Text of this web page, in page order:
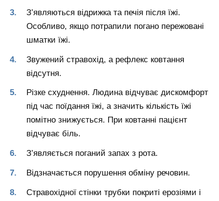
З’являються відрижка та печія після їжі.
Особливо, якщо потрапили погано пережовані
шматки їжі.
Звужений стравохід, а рефлекс ковтання
відсутня.
Різке схуднення. Людина відчуває дискомфорт
під час поїдання їжі, а значить кількість їжі
помітно знижується. При ковтанні пацієнт
відчуває біль.
З’являється поганий запах з рота.
Відзначається порушення обміну речовин.
Стравохідної стінки трубки покриті ерозіями і